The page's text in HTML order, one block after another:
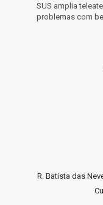
SUS amplia
problemas com
R. Batista das